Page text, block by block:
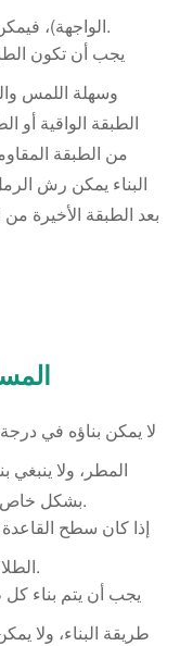
يجب أن تكون
وسهلة اللمس
الطبقة الواقية أو
من الطبقة
البناء يمكن رش
بعد الطبقة الأخيرة
المطر، ولا ينبغي
يجب أن يتم بناء
طريقة البناء، ولا